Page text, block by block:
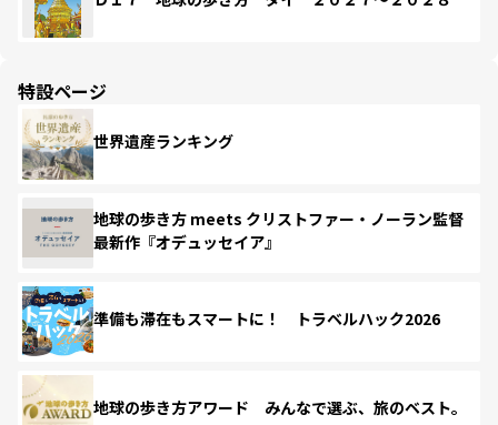
特設ページ
世界遺産ランキング
地球の歩き方 meets クリストファー・ノーラン監督
最新作『オデュッセイア』
準備も滞在もスマートに！ トラベルハック2026
地球の歩き方アワード みんなで選ぶ、旅のベスト。